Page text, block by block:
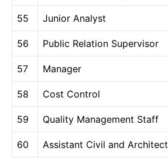
55 Junior Analyst
56 Public Relation Supervisor
57 Manager
58 Cost Control
59 Quality Management Staff
60 Assistant Civil and Architect